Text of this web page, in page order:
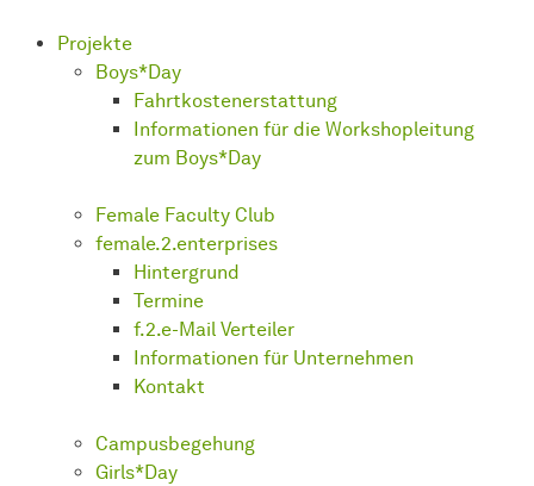
Projekte
Boys*Day
Fahrtkostenerstattung
Informationen für die Workshopleitung
zum Boys*Day
Female Faculty Club
female.2.enterprises
Hintergrund
Termine
f.2.e-Mail Verteiler
Informationen für Unternehmen
Kontakt
Campusbegehung
Girls*Day